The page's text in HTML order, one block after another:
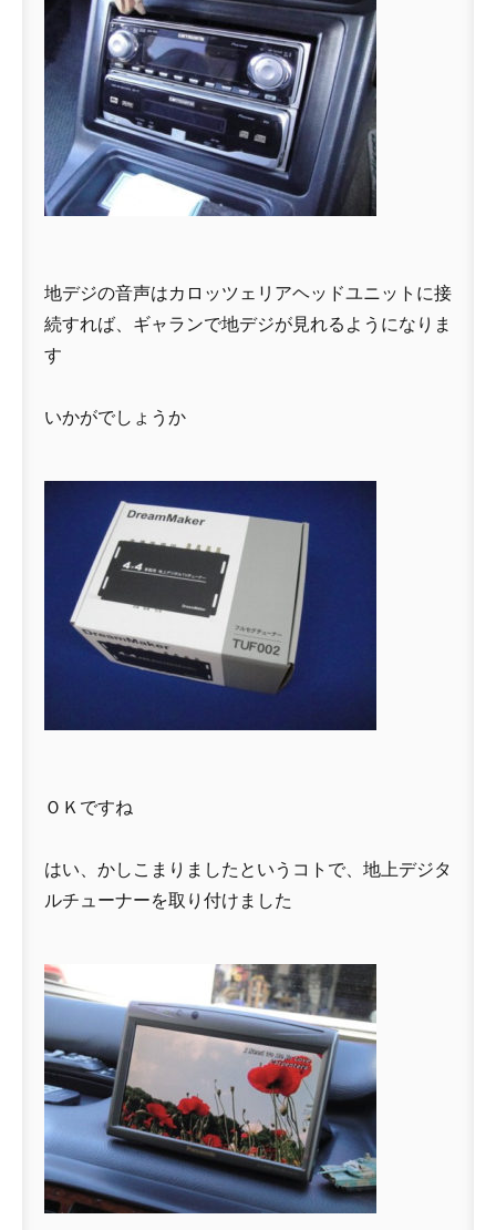
地デジの音声はカロッツェリアヘッドユニットに接
続すれば、ギャランで地デジが見れるようになりま
す
いかがでしょうか
ＯＫですね
はい、かしこまりましたというコトで、地上デジタ
ルチューナーを取り付けました